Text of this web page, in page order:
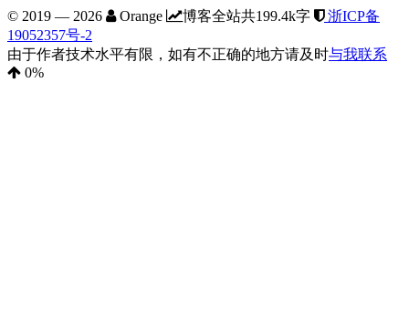
© 2019 — 2026 Orange 博客全站共199.4k字
浙ICP备
19052357号-2
由于作者技术水平有限，如有不正确的地方请及时与我联系
0%